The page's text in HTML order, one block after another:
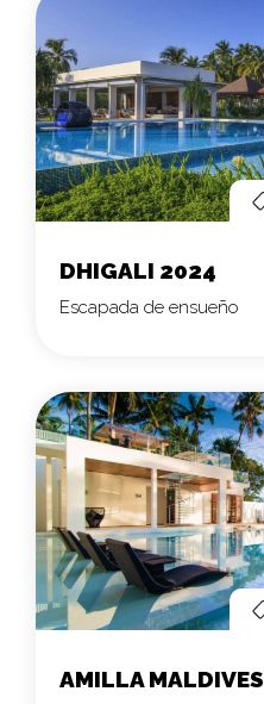
DHIGALI 2024
Escapada de ensueño
AMILLA MALDIVES